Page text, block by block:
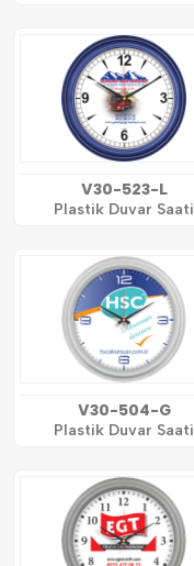
V30-523-L
Plastik Duvar Saati
V30-504-G
Plastik Duvar Saati